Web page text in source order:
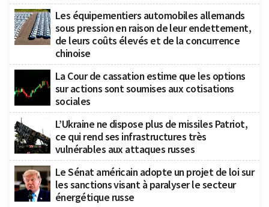
Les équipementiers automobiles allemands
sous pression en raison de leur endettement,
de leurs coûts élevés et de la concurrence
chinoise
La Cour de cassation estime que les options
sur actions sont soumises aux cotisations
sociales
L’Ukraine ne dispose plus de missiles Patriot,
ce qui rend ses infrastructures très
vulnérables aux attaques russes
Le Sénat américain adopte un projet de loi sur
les sanctions visant à paralyser le secteur
énergétique russe